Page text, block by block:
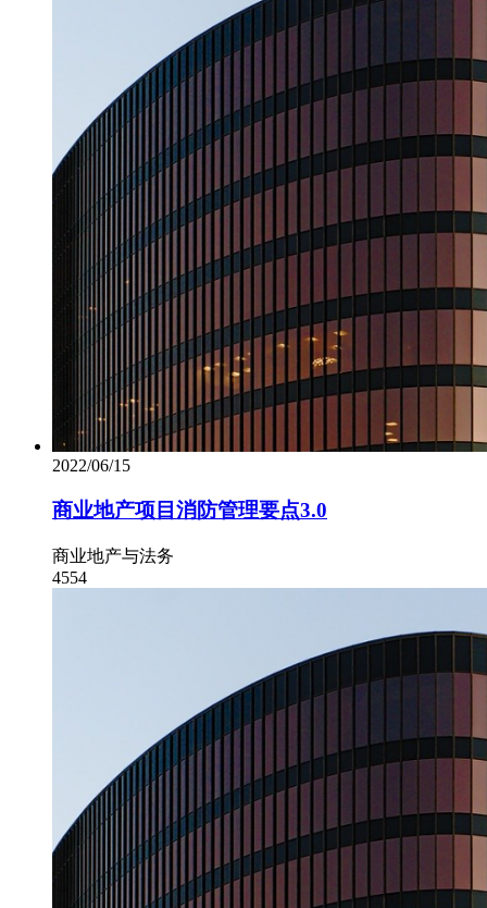
2022/06/15
商业地产项目消防管理要点3.0
商业地产与法务
4554